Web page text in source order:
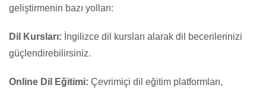
geliştirmenin bazı yolları:
Dil Kursları: İngilizce dil kursları alarak dil becerilerinizi
güçlendirebilirsiniz.
Online Dil Eğitimi: Çevrimiçi dil eğitim platformları,